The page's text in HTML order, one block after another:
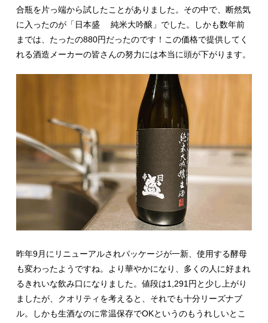
合瓶を片っ端から試したことがありました。その中で、断然気
に入ったのが「日本盛 純米大吟醸」でした。しかも数年前
までは、たったの880円だったのです！この価格で提供してく
れる酒造メーカーの皆さんの努力には本当に頭が下がります。
昨年9月にリニューアルされパッケージが一新、使用する酵母
も変わったようですね。より華やかになり、多くの人に好まれ
るきれいな飲み口になりました。値段は1,291円と少し上がり
ましたが、クオリティを考えると、それでも十分リーズナブ
ル。しかも生酒なのに常温保存でOKというのもうれしいとこ